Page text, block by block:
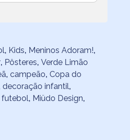
, Kids, Meninos Adoram!,
, Pôsteres, Verde Limão
, campeão, Copa do
decoração infantil,
futebol, Miüdo Design,